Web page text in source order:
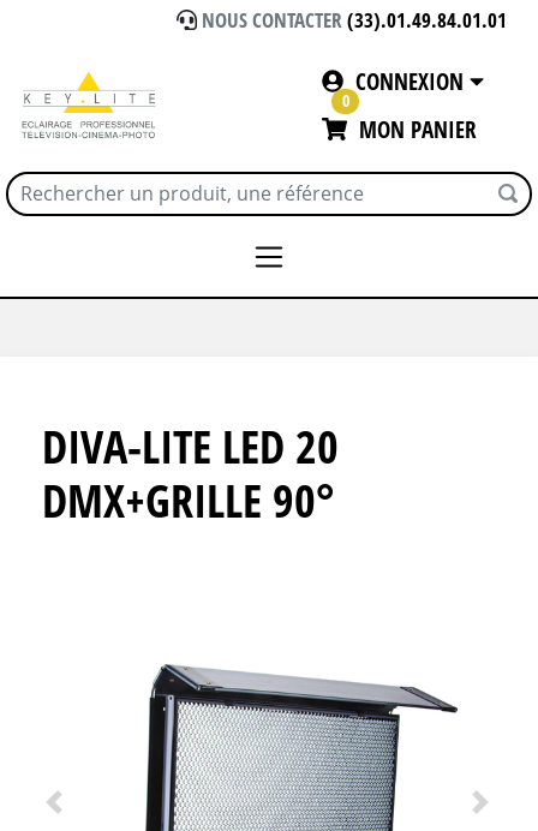
NOUS CONTACTER(33).01.49.84.01.01
CONNEXION
0
MON PANIER
DIVA-LITE LED 20
DMX+GRILLE 90°
Previous Next